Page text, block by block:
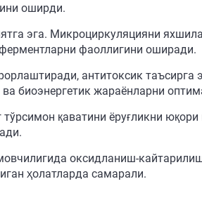
оширди.
эга. Микроциркуляцияни
фаоллигини оширади.
антитоксик
биоэнергетик жараёнларни
қаватини ёруғликни
оксидланиш-
ҳолатларда самарали.